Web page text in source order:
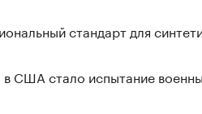
стандарт для
США стало испытание